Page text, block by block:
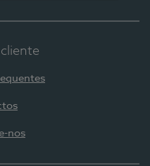
nos